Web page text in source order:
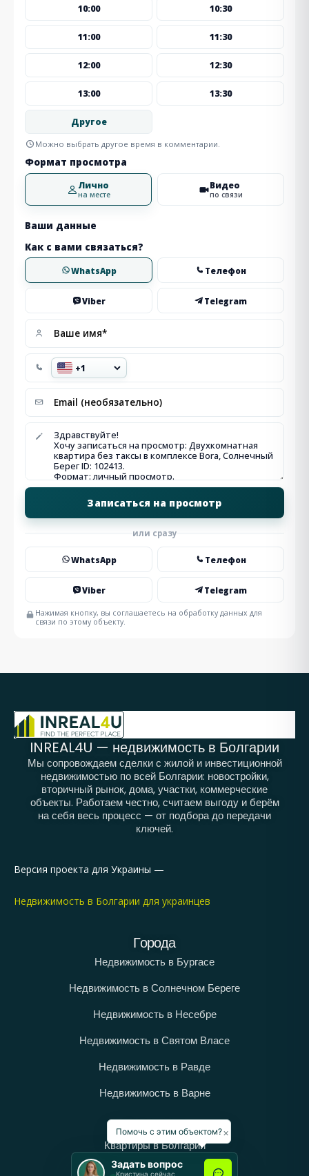
10:00 10:30
11:00 11:30
12:00 12:30
13:00 13:30
Другое
Можно выбрать другое время в комментарии.
Формат просмотра
Лично
на месте
Видео
по связи
Ваши данные
Как с вами связаться?
WhatsApp Телефон
Viber Telegram
или сразу
WhatsApp Телефон
Viber Telegram
Нажимая кнопку, вы соглашаетесь на обработку данных для
связи по этому объекту.
INREAL4U — недвижимость в Болгарии
Мы сопровождаем сделки с жилой и инвестиционной
недвижимостью по всей Болгарии: новостройки,
вторичный рынок, дома, участки, коммерческие
объекты. Работаем честно, считаем выгоду и берём
на себя весь процесс — от подбора до передачи
ключей.
Версия проекта для Украины —
Недвижимость в Болгарии для украинцев
Города
Недвижимость в Бургасе
Недвижимость в Солнечном Береге
Недвижимость в Несебре
Недвижимость в Святом Власе
Недвижимость в Равде
Недвижимость в Варне
Категории
Квартиры в Болгарии
Дома в Болгарии
×
Помочь с этим объектом?
Задать вопрос
Кристина сейчас